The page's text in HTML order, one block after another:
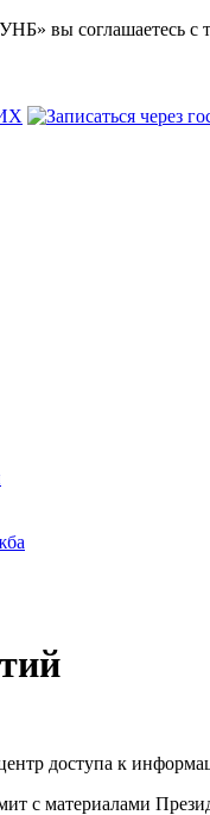
вы соглашаетесь с
доступа к
с материалами